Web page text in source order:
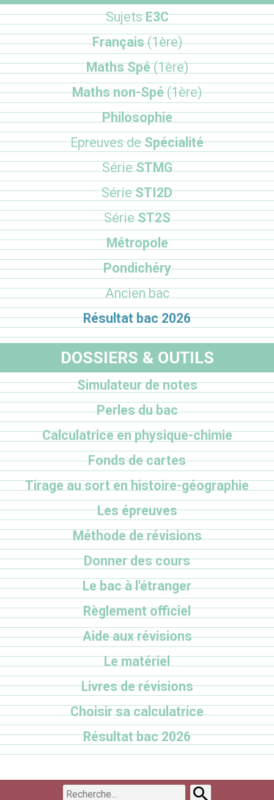
SujetsE3C
Français(1ère)
Maths Spé(1ère)
Maths non-Spé(1ère)
Philosophie
Epreuves deSpécialité
SérieSTMG
SérieSTI2D
SérieST2S
Métropole
Pondichéry
Ancien bac
Résultat bac 2026
DOSSIERS & OUTILS
Simulateur de notes
Perles du bac
Calculatrice en physique-chimie
Fonds de cartes
Tirage au sort en histoire-géographie
Les épreuves
Méthode de révisions
Donner des cours
Le bac à l'étranger
Règlement officiel
Aide aux révisions
Le matériel
Livres de révisions
Choisir sa calculatrice
Résultat bac 2026